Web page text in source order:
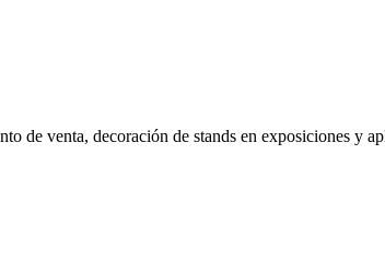
de venta, decoración de stands en exposiciones y